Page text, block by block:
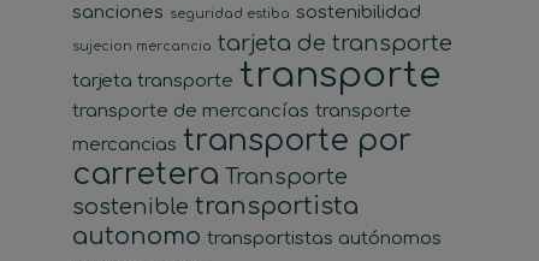
sanciones
seguridad estiba sostenibilidad
sujecion mercancia tarjeta de transporte
tarjeta transporte transporte
transporte de mercancías transporte
mercancias transporte por
carretera Transporte
sostenible transportista
autonomo transportistas autónomos